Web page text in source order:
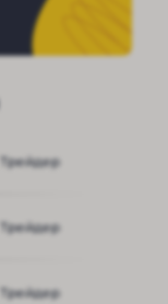
Трейдер
Трейдер
Трейдер